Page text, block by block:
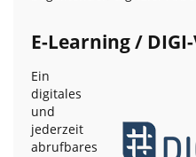
E-Learning /
Ein
digitales
und
jederzeit
abrufbares